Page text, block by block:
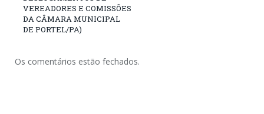
VEREADORES E COMISSÕES
DA CÂMARA MUNICIPAL
DE PORTEL/PA)
Os comentários estão fechados.